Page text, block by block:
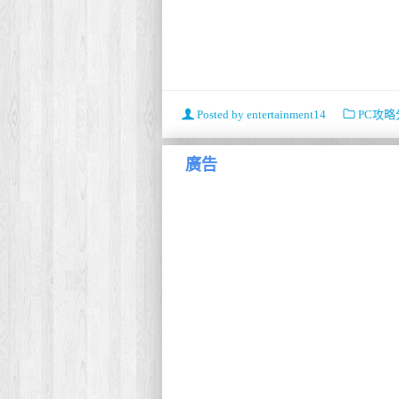
Posted by entertainment14 PC攻略
廣告